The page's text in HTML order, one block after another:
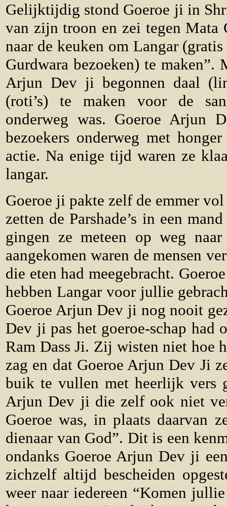
Gelijktijdig stond Goeroe ji in
van zijn troon en zei tegen Mata
naar de keuken om Langar
Gurdwara bezoeken) te maken”.
Arjun Dev ji begonnen daal
(roti’s) te maken voor de
onderweg was. Goeroe
bezoekers onderweg met
actie. Na enige tijd waren ze
langar.
Goeroe ji pakte zelf de emmer
zetten de Parshade’s in een
gingen ze meteen op weg naar
aangekomen waren de mensen
die eten had meegebracht.
hebben Langar voor jullie
Goeroe Arjun Dev ji nog nooit
Dev ji pas het goeroe-schap had
Ram Dass Ji. Zij wisten niet hoe
zag en dat Goeroe Arjun Dev Ji
buik te vullen met heerlijk vers
Arjun Dev ji die zelf ook niet
Goeroe was, in plaats daarvan
dienaar van God”. Dit is een
ondanks Goeroe Arjun Dev ji
zichzelf altijd bescheiden
weer naar iedereen “Komen